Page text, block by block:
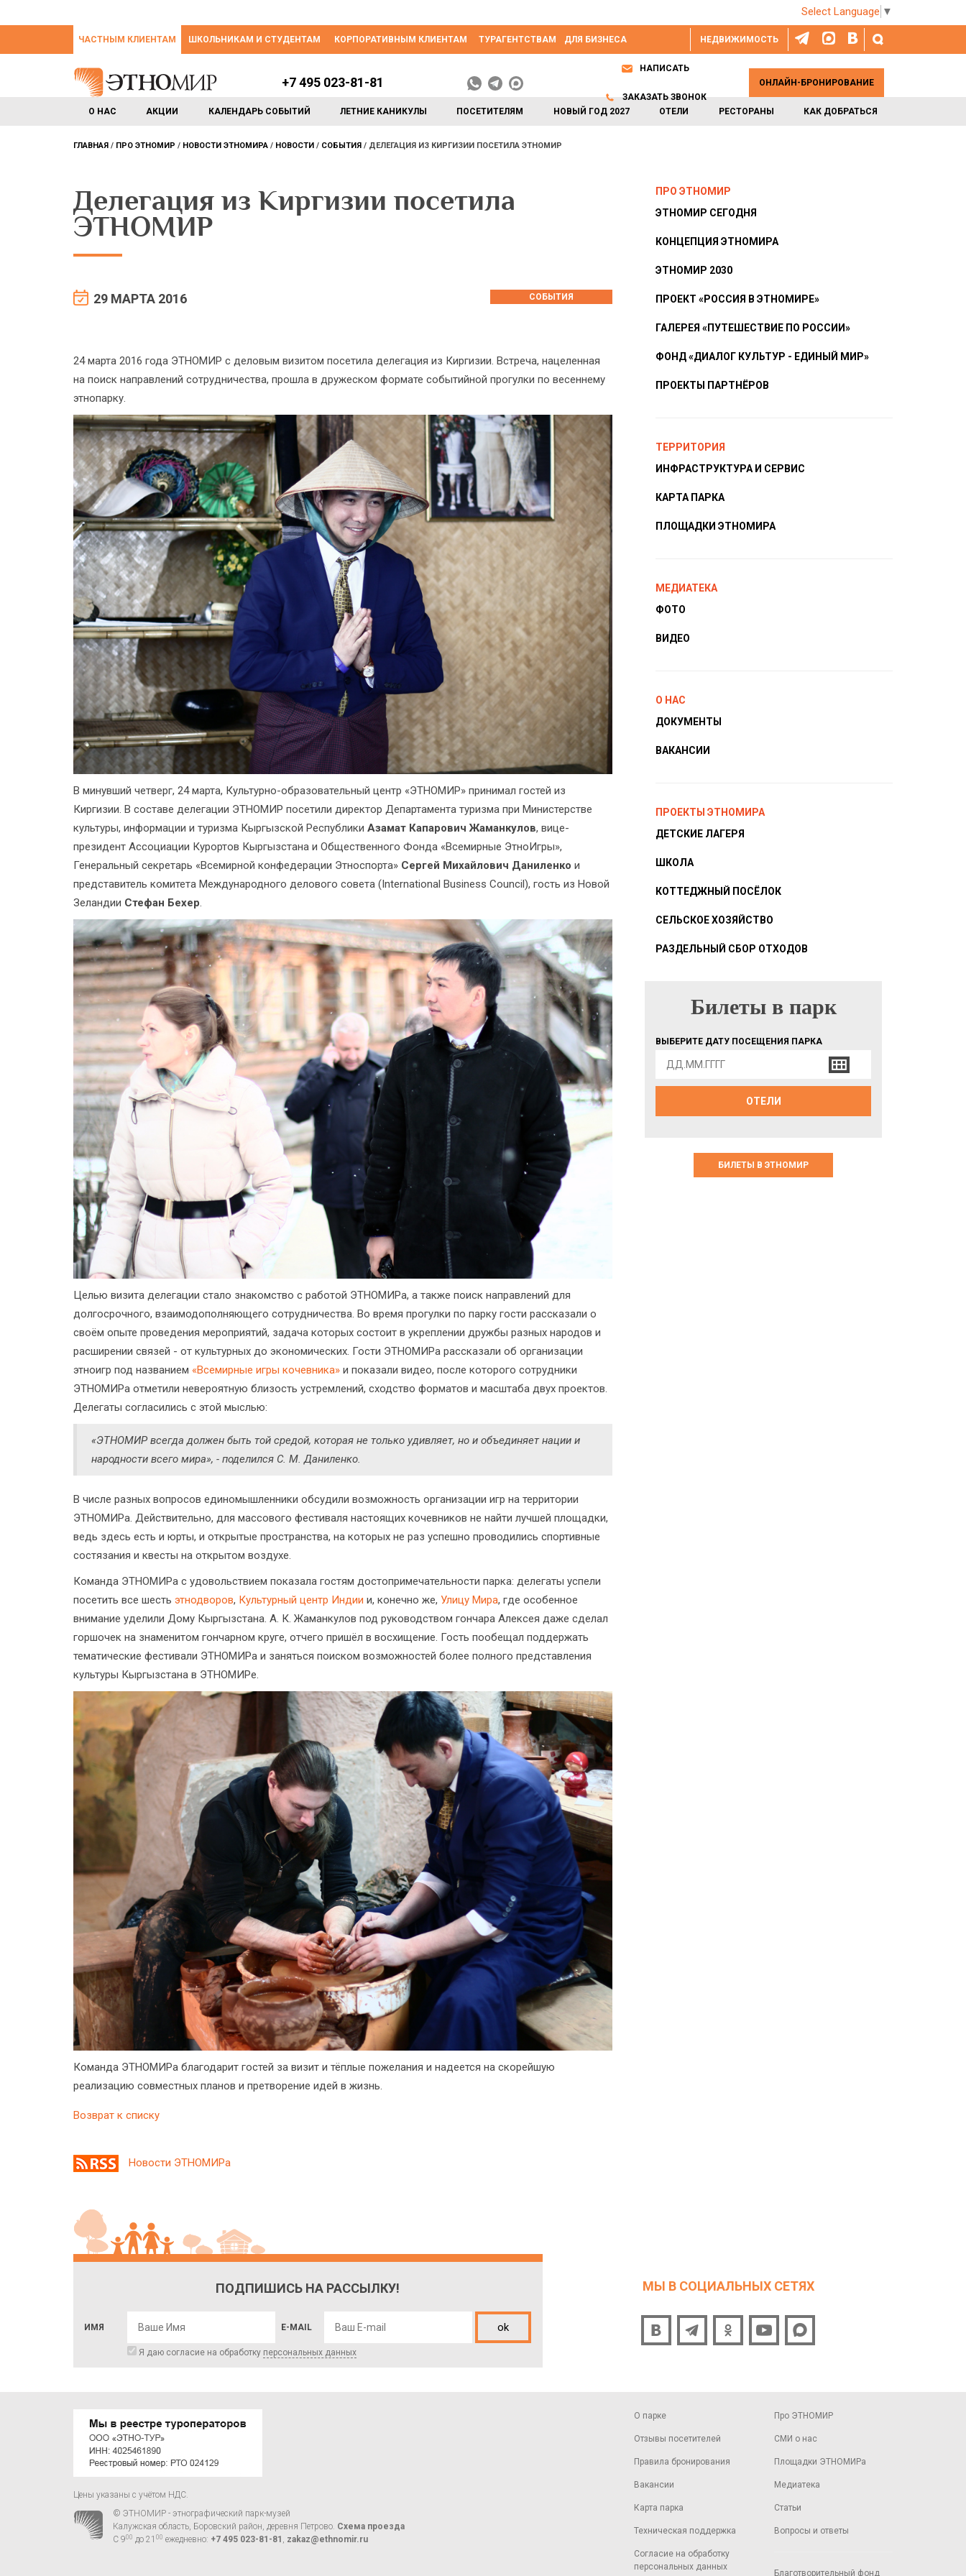
Select Language ▼
НЕДВИЖИМОСТЬ
ЧАСТНЫМ КЛИЕНТАМ ШКОЛЬНИКАМ И СТУДЕНТАМ КОРПОРАТИВНЫМ КЛИЕНТАМ ТУРАГЕНТСТВАМ ДЛЯ БИЗНЕСА
О НАС АКЦИИ КАЛЕНДАРЬ СОБЫТИЙ ЛЕТНИЕ КАНИКУЛЫ ПОСЕТИТЕЛЯМ НОВЫЙ ГОД 2027 ОТЕЛИ РЕСТОРАНЫ КАК ДОБРАТЬСЯ
+7 495 023-81-81
НАПИСАТЬ
ЗАКАЗАТЬ ЗВОНОК
ОНЛАЙН-БРОНИРОВАНИЕ
ГЛАВНАЯ ПРО ЭТНОМИР НОВОСТИ ЭТНОМИРА НОВОСТИ СОБЫТИЯ ДЕЛЕГАЦИЯ ИЗ КИРГИЗИИ ПОСЕТИЛА ЭТНОМИР
Делегация из Киргизии посетила
ЭТНОМИР
29 МАРТА 2016 СОБЫТИЯ
24 марта 2016 года ЭТНОМИР с деловым визитом посетила делегация из Киргизии. Встреча, нацеленная
на поиск направлений сотрудничества, прошла в дружеском формате событийной прогулки по весеннему
этнопарку.
В минувший четверг, 24 марта, Культурно-образовательный центр «ЭТНОМИР» принимал гостей из
Киргизии. В составе делегации ЭТНОМИР посетили директор Департамента туризма при Министерстве
культуры, информации и туризма Кыргызской Республики Азамат Капарович Жаманкулов, вице-
президент Ассоциации Курортов Кыргызстана и Общественного Фонда «Всемирные ЭтноИгры»,
Генеральный секретарь «Всемирной конфедерации Этноспорта» Сергей Михайлович Даниленко и
представитель комитета Международного делового совета (International Business Council), гость из Новой
Зеландии Стефан Бехер.
Целью визита делегации стало знакомство с работой ЭТНОМИРа, а также поиск направлений для
долгосрочного, взаимодополняющего сотрудничества. Во время прогулки по парку гости рассказали о
своём опыте проведения мероприятий, задача которых состоит в укреплении дружбы разных народов и
расширении связей - от культурных до экономических. Гости ЭТНОМИРа рассказали об организации
этноигр под названием «Всемирные игры кочевника» и показали видео, после которого сотрудники
ЭТНОМИРа отметили невероятную близость устремлений, сходство форматов и масштаба двух проектов.
Делегаты согласились с этой мыслью:
«ЭТНОМИР всегда должен быть той средой, которая не только удивляет, но и объединяет нации и
народности всего мира», - поделился С. М. Даниленко.
В числе разных вопросов единомышленники обсудили возможность организации игр на территории
ЭТНОМИРа. Действительно, для массового фестиваля настоящих кочевников не найти лучшей площадки,
ведь здесь есть и юрты, и открытые пространства, на которых не раз успешно проводились спортивные
состязания и квесты на открытом воздухе.
Команда ЭТНОМИРа с удовольствием показала гостям достопримечательности парка: делегаты успели
посетить все шесть этнодворов, Культурный центр Индии и, конечно же, Улицу Мира, где особенное
внимание уделили Дому Кыргызстана. А. К. Жаманкулов под руководством гончара Алексея даже сделал
горшочек на знаменитом гончарном круге, отчего пришёл в восхищение. Гость пообещал поддержать
тематические фестивали ЭТНОМИРа и заняться поиском возможностей более полного представления
культуры Кыргызстана в ЭТНОМИРе.
Команда ЭТНОМИРа благодарит гостей за визит и тёплые пожелания и надеется на скорейшую
реализацию совместных планов и претворение идей в жизнь.
Возврат к списку
ПРО ЭТНОМИР
ЭТНОМИР СЕГОДНЯ
КОНЦЕПЦИЯ ЭТНОМИРА
ЭТНОМИР 2030
ПРОЕКТ «РОССИЯ В ЭТНОМИРЕ»
ГАЛЕРЕЯ «ПУТЕШЕСТВИЕ ПО РОССИИ»
ФОНД «ДИАЛОГ КУЛЬТУР - ЕДИНЫЙ МИР»
ПРОЕКТЫ ПАРТНЁРОВ
ТЕРРИТОРИЯ
ИНФРАСТРУКТУРА И СЕРВИС
КАРТА ПАРКА
ПЛОЩАДКИ ЭТНОМИРА
МЕДИАТЕКА
ФОТО
ВИДЕО
О НАС
ДОКУМЕНТЫ
ВАКАНСИИ
ПРОЕКТЫ ЭТНОМИРА
ДЕТСКИЕ ЛАГЕРЯ
ШКОЛА
КОТТЕДЖНЫЙ ПОСЁЛОК
СЕЛЬСКОЕ ХОЗЯЙСТВО
РАЗДЕЛЬНЫЙ СБОР ОТХОДОВ
БИЛЕТЫ В ПАРК
Билеты в парк
ВЫБЕРИТЕ ДАТУ ПОСЕЩЕНИЯ ПАРКА
ОТЕЛИ
БИЛЕТЫ В ЭТНОМИР
Новости ЭТНОМИРа
ПОДПИШИСЬ НА РАССЫЛКУ!
ИМЯ E-MAIL ok
Я даю согласие на обработку персональных данных
МЫ В СОЦИАЛЬНЫХ СЕТЯХ
О парке
Отзывы посетителей
Правила бронирования
Вакансии
Карта парка
Техническая поддержка
Согласие на обработку
персональных данных
Про ЭТНОМИР
СМИ о нас
Площадки ЭТНОМИРа
Медиатека
Статьи
Вопросы и ответы
Благотворительный фонд
Цены указаны с учётом НДС.
© ЭТНОМИР - этнографический парк-музей
Калужская область, Боровский район, деревня Петрово. Схема проезда
С 900 до 21 00 ежедневно: +7 495 023-81-81 , zakaz@ethnomir.ru